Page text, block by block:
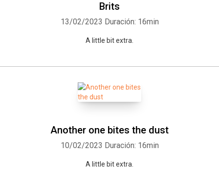
Brits
13/02/2023 Duración: 16min
A little bit extra.
Another one bites the dust
10/02/2023 Duración: 16min
A little bit extra.